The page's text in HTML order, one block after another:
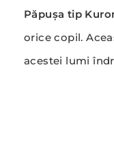
Păpușa tip
orice copil.
acestei lumi